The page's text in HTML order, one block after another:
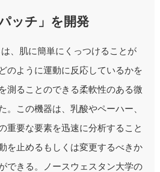
ッチ」を開発
、肌に簡単にくっつけることが
のように運動に反応しているかを
測ることのできる柔軟性のある微
。この機器は、乳酸やペーハー、
重要な要素を迅速に分析すること
を止めるもしくは変更するべきか
できる。ノースウェスタン大学の